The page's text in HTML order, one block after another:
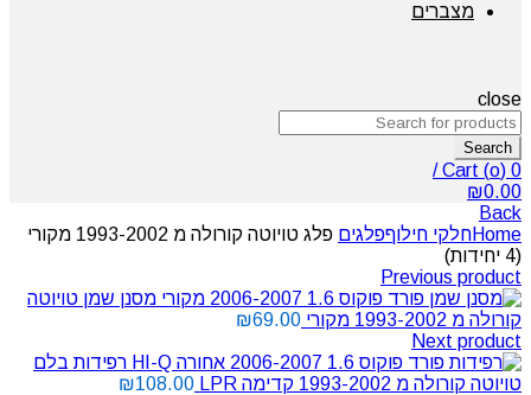
מצברים
close
Search
Cart (o) 0
/
₪0.00
Back
Homeחלקי חילוףפלגים
פלג טויוטה קורולה מ 1993-2002 מקורי
(4 יחידות)
Previous product
מסנן שמן טויוטה
קורולה מ 1993-2002 מקורי
₪69.00
Next product
רפידות בלם
טויוטה קורולה מ 1993-2002 קדימה LPR
₪108.00